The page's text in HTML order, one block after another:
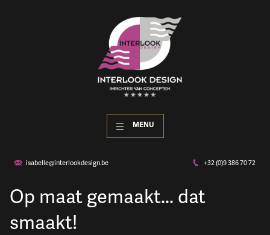
MENU
isabelle@interlookdesign.be +32 (0)9 386 70 72
Op maat gemaakt... dat
smaakt!